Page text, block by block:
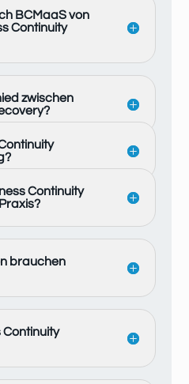
BCMaaS von
Continuity
zwischen
Continuity
brauchen
Continuity